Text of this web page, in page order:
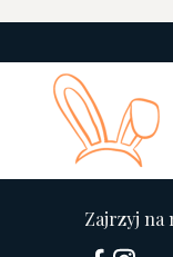
Zajrzyj na